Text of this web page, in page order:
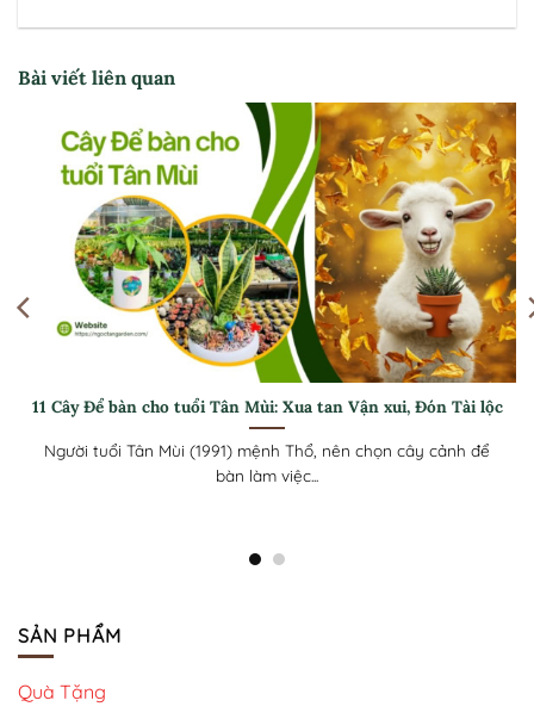
Bài viết liên quan
Tuổi mùi hợp với cây gì theo từng mạng cụ thể trong phong
thủy
Cây cảnh phong thuỷ hiện đang là một xu hướng mới được
SẢN PHẨM
Quà Tặng